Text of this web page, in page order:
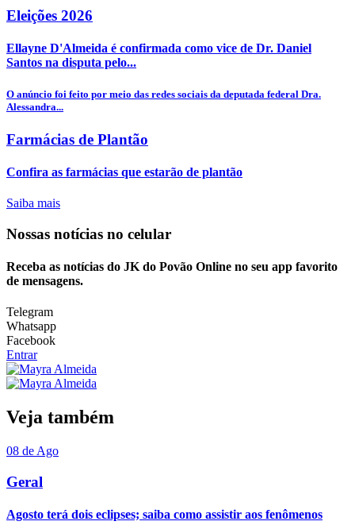
Eleições 2026
Ellayne D'Almeida é confirmada como vice de Dr. Daniel
Santos na disputa pelo...
O anúncio foi feito por meio das redes sociais da deputada federal Dra.
Alessandra...
Farmácias de Plantão
Confira as farmácias que estarão de plantão
Saiba mais
Nossas notícias no celular
Receba as notícias do JK do Povão Online no seu app favorito
de mensagens.
Telegram
Whatsapp
Facebook
Entrar
Veja também
08 de Ago
Geral
Agosto terá dois eclipses; saiba como assistir aos fenômenos